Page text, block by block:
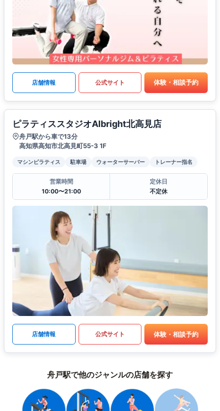
店舗情報 公式サイト 体験・相談予約
ピラティススタジオAlbright北高見店
舟戸駅から車で13分
高知県高知市北高見町55-3 1F
マシンピラティス 駐車場 ウォーターサーバー トレーナー指名
営業時間
10:00〜21:00
定休日
不定休
店舗情報 公式サイト 体験・相談予約
舟戸駅で他のジャンルの店舗を探す